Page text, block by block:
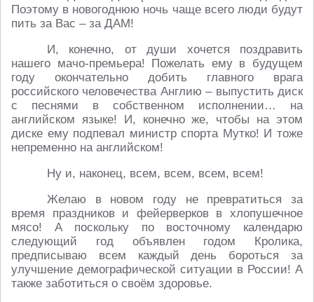
Поэтому в новогоднюю ночь чаще всего люди будут
пить за Вас – за ДАМ!
И, конечно, от души хочется поздравить
нашего мачо-премьера! Пожелать ему в будущем
году окончательно добить главного врага
российского человечества Англию – выпустить диск
с песнями в собственном исполнении… на
английском языке! И, конечно же, чтобы на этом
диске ему подпевал министр спорта Мутко! И тоже
непременно на английском!
Ну и, наконец, всем, всем, всем, всем!
Желаю в новом году не превратиться за
время праздников и фейерверков в хлопушечное
мясо! А поскольку по восточному календарю
следующий год объявлен годом Кролика,
предписываю всем каждый день бороться за
улучшение демографической ситуации в России! А
также заботиться о своём здоровье.